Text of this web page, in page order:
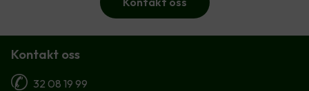
Kontakt oss
32 08 19 99